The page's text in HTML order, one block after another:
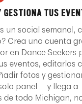
GESTIONA TUS
un social semanal,
Crea una cuenta
en Dance Seekers
eventos, editarlos
fotos y
panel — y llega a
de todo Michigan,